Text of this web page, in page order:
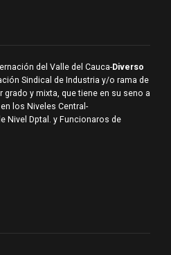
del Valle del Cauca-Diverso
Sindical de Industria y/o rama de
y mixta, que tiene en su seno a
los Niveles Central-
Nivel Dptal. y Funcionaros de